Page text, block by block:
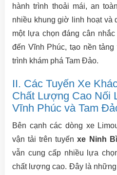
hành trình thoải mái, an
nhiều khung giờ linh hoạt và
một lựa chọn đáng cân
đến Vĩnh Phúc, tạo nền
trình khám phá Tam Đảo.
II. Các Tuyến Xe
Chất Lượng Cao Nối
Vĩnh Phúc và Tam
Bên cạnh các dòng xe
vận tải trên tuyếnxe Ninh
vẫn cung cấp nhiều lựa
chất lượng cao. Đây là